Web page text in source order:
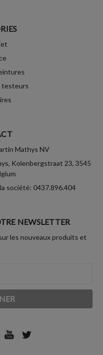
testeurs
Mathys NV
Kolenbergstraat 23, 3545
société: 0437.896.404
NEWSLETTER
les nouveaux produits et